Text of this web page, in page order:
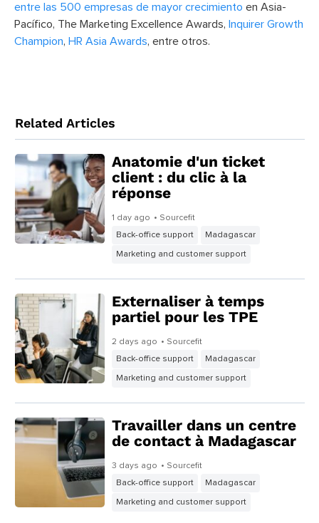
entre las 500 empresas de mayor crecimiento en Asia-
Pacífico, The Marketing Excellence Awards, Inquirer Growth
Champion, HR Asia Awards, entre otros.
Related Articles
Anatomie d'un ticket
client : du clic à la
réponse
1 day ago • Sourcefit
Back-office support
Madagascar
Marketing and customer support
Externaliser à temps
partiel pour les TPE
2 days ago • Sourcefit
Back-office support
Madagascar
Marketing and customer support
Travailler dans un centre
de contact à Madagascar
3 days ago • Sourcefit
Back-office support
Madagascar
Marketing and customer support